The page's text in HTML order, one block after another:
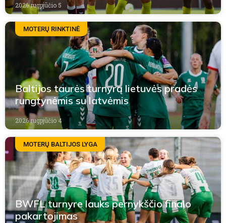
2026 rugpjūčio 5
MOTERŲ RINKTINĖ
Baltijos taurės turnyrą lietuvės pradės
rungtynėmis su latvėmis
2026 rugpjūčio 4
MOTERŲ BALTIJOS LYGA
BWFL turnyre lauks pernykščio finalo
pakartojimas